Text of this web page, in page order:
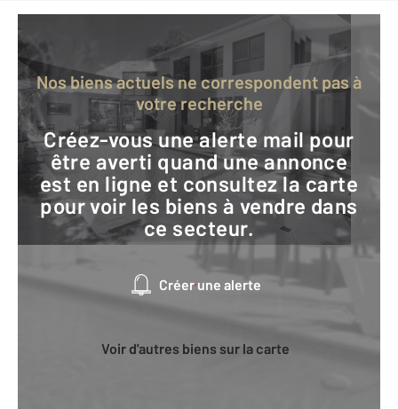
Nos biens actuels ne correspondent pas à
votre recherche
Créez-vous une alerte mail pour
être averti quand une annonce
est en ligne et consultez la carte
pour voir les biens à vendre dans
ce secteur.
Créer une alerte
Voir d'autres biens sur la carte